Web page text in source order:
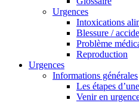
Urgences
Intoxications
Blessure /
Problème
Reproduction
Urgences
Informations générales
Les étapes
Venir en